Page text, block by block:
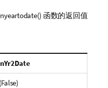
函数的返回值